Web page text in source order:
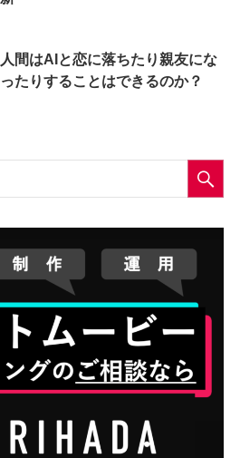
人間はAIと恋に落ちたり親友にな
ったりすることはできるのか？